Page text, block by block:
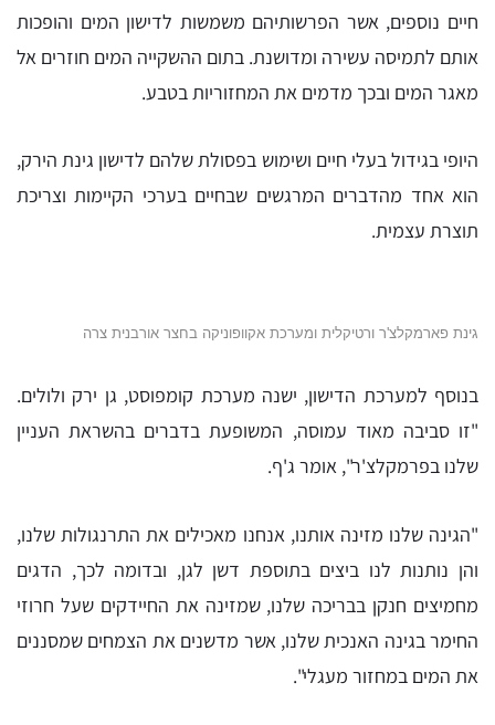
חיים נוספים, אשר הפרשותיהם משמשות לדישון המים והופכות
אותם לתמיסה עשירה ומדושנת. בתום ההשקייה המים חוזרים אל
מאגר המים ובכך מדמים את המחזוריות בטבע.
היופי בגידול בעלי חיים ושימוש בפסולת שלהם לדישון גינת הירק,
הוא אחד מהדברים המרגשים שבחיים בערכי הקיימות וצריכת
תוצרת עצמית.
גינת פארמקלצ'ר ורטיקלית ומערכת אקוופוניקה בחצר אורבנית צרה
בנוסף למערכת הדישון, ישנה מערכת קומפוסט, גן ירק ולולים.
"זו סביבה מאוד עמוסה, המשופעת בדברים בהשראת העניין
שלנו בפרמקלצ'ר", אומר ג'ף.
"הגינה שלנו מזינה אותנו, אנחנו מאכילים את התרנגולות שלנו,
והן נותנות לנו ביצים בתוספת דשן לגן, ובדומה לכך, הדגים
מחמיצים חנקן בבריכה שלנו, שמזינה את החיידקים שעל חרוזי
החימר בגינה האנכית שלנו, אשר מדשנים את הצמחים שמסננים
את המים במחזור מעגלי".